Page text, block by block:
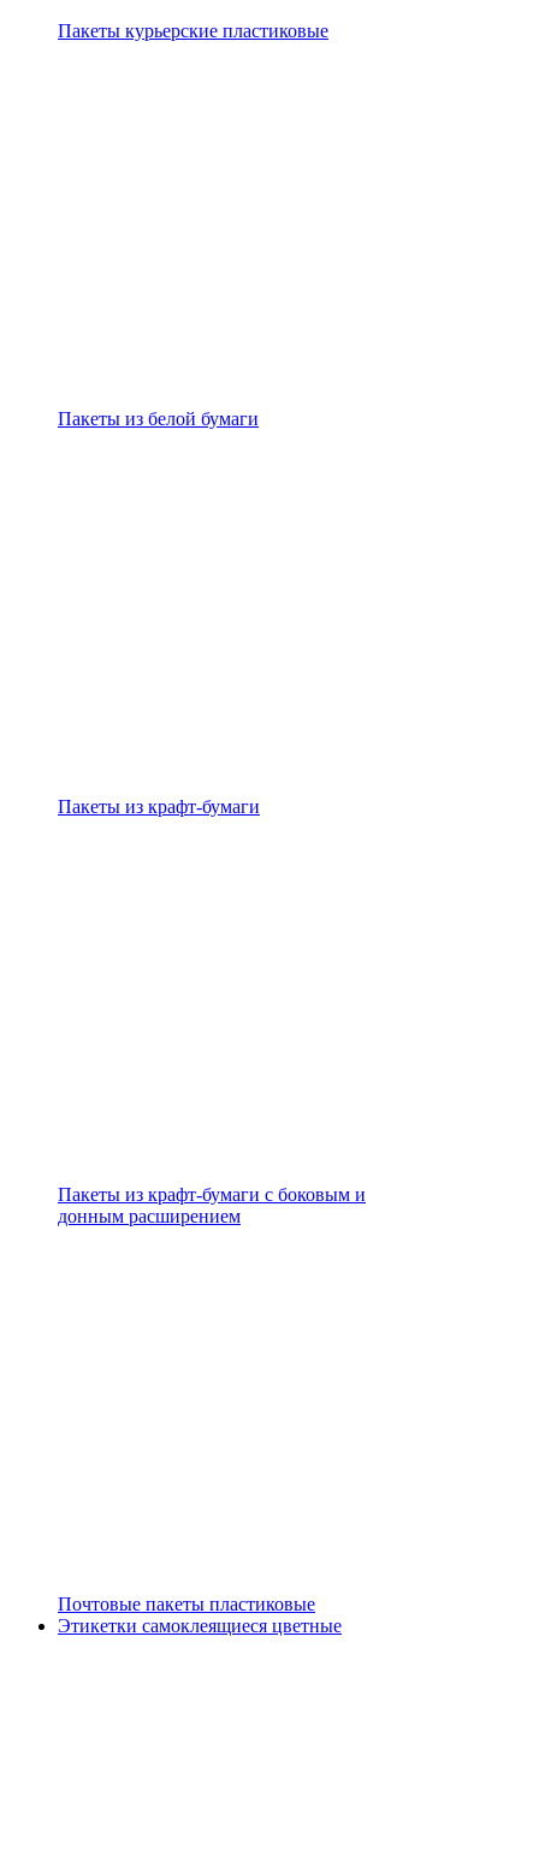
Пакеты курьерские пластиковые
Пакеты из белой бумаги
Пакеты из крафт-бумаги
Пакеты из крафт-бумаги с боковым и
донным расширением
Почтовые пакеты пластиковые
Этикетки самоклеящиеся цветные